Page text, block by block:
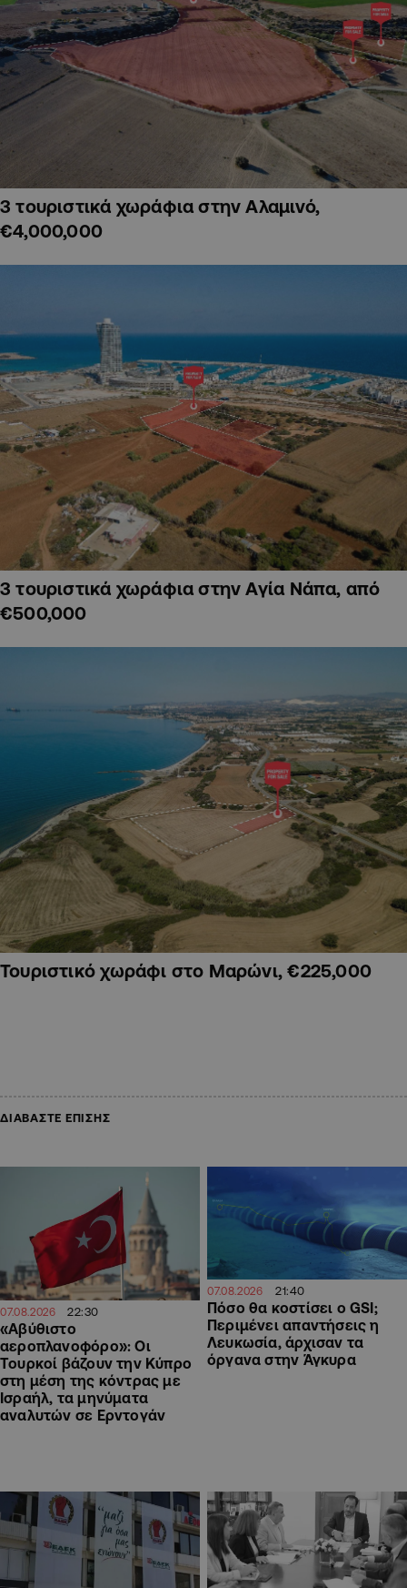
3 τουριστικά χωράφια στην Αλαμινό,
€4,000,000
3 τουριστικά χωράφια στην Αγία Νάπα, από
€500,000
Τουριστικό χωράφι στο Μαρώνι, €225,000
ΔΙΑΒΑΣΤΕ ΕΠΙΣΗΣ
07.08.2026 22:30
«Αβύθιστο
αεροπλανοφόρο»: Οι
Τουρκοί βάζουν την Κύπρο
στη μέση της κόντρας με
Ισραήλ, τα μηνύματα
αναλυτών σε Ερντογάν
07.08.2026 21:40
Πόσο θα κοστίσει ο GSI;
Περιμένει απαντήσεις η
Λευκωσία, άρχισαν τα
όργανα στην Άγκυρα